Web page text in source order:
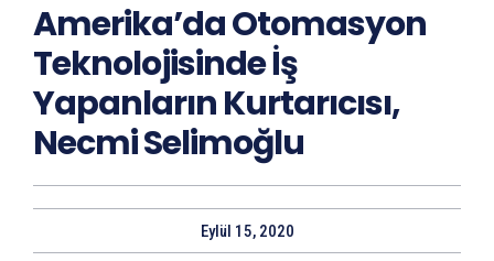
Amerika’da Otomasyon
Teknolojisinde İş
Yapanların Kurtarıcısı,
Necmi Selimoğlu
Eylül 15, 2020